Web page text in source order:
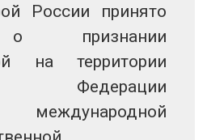
России принято
признании
на территории
Федерации
международной